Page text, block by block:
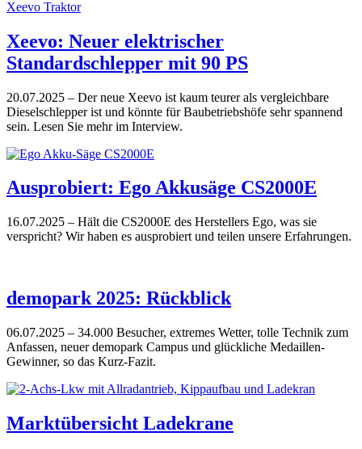
Xeevo: Neuer elektrischer
Standardschlepper mit 90 PS
20.07.2025 – Der neue Xeevo ist kaum teurer als vergleichbare
Dieselschlepper ist und könnte für Baubetriebshöfe sehr spannend
sein. Lesen Sie mehr im Interview.
Ausprobiert: Ego Akkusäge CS2000E
16.07.2025 – Hält die CS2000E des Herstellers Ego, was sie
verspricht? Wir haben es ausprobiert und teilen unsere Erfahrungen.
demopark 2025: Rückblick
06.07.2025 – 34.000 Besucher, extremes Wetter, tolle Technik zum
Anfassen, neuer demopark Campus und glückliche Medaillen-
Gewinner, so das Kurz-Fazit.
Marktübersicht Ladekrane